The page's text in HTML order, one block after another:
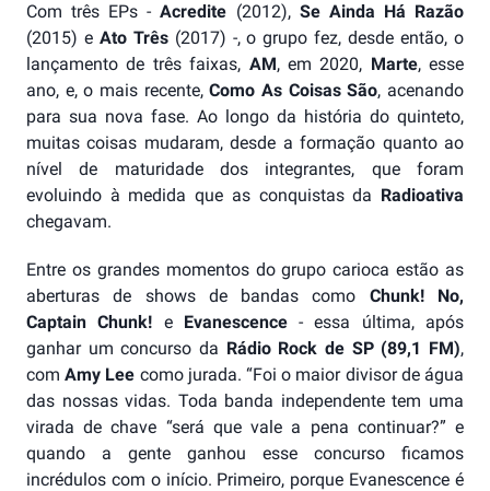
Com três EPs -Acredite (2012), Se Ainda Há Razão
(2015) e Ato Três(2017) -, o grupo fez, desde então, o
lançamento de três faixas, AM, em 2020, Marte, esse
ano, e, o mais recente,Como As Coisas São, acenando
para sua nova fase. Ao longo da história do quinteto,
muitas coisas mudaram, desde a formação quanto ao
nível de maturidade dos integrantes, que foram
evoluindo à medida que as conquistas da Radioativa
chegavam.
Entre os grandes momentos do grupo carioca estão as
aberturas de shows de bandas como Chunk! No,
Captain Chunk! e Evanescence- essa última, após
ganhar um concurso da Rádio Rock de SP (89,1 FM),
comAmy Lee como jurada. “Foi o maior divisor de água
das nossas vidas. Toda banda independente tem uma
virada de chave “será que vale a pena continuar?” e
quando a gente ganhou esse concurso ficamos
incrédulos com o início. Primeiro, porque Evanescence é